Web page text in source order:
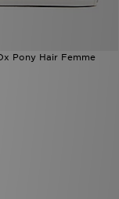
Pony Hair Femme